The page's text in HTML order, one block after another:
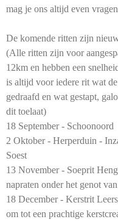
mag je ons altijd even
De komende ritten zijn
(Alle ritten zijn voor
12km en hebben een
is altijd voor iedere rit wat
gedraafd en wat gestapt,
dit toelaat)
18 September - Schoonoord
2 Oktober - Herperduin -
Soest
13 November - Soeprit
napraten onder het genot
18 December - Kerstrit
om tot een prachtige